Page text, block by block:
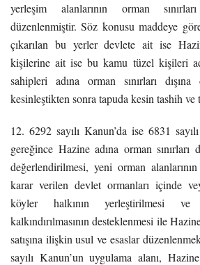
yerleşim alanlarının orman sınırları
düzenlenmiştir. Söz konusu maddeye göre
çıkarılan bu yerler devlete ait ise
kişilerine ait ise bu kamu tüzel kişileri
sahipleri adına orman sınırları dışına
kesinleştikten sonra tapuda kesin tashih ve
12. 6292 sayılı Kanun’da ise 6831
gereğince Hazine adına orman sınırları
değerlendirilmesi, yeni orman
karar verilen devlet ormanları içinde
köyler halkının yerleştirilmesi
kalkındırılmasının desteklenmesi ile
satışına ilişkin usul ve esaslar
sayılı Kanun’un uygulama alanı,